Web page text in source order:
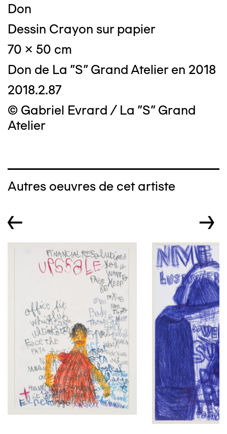
Don
Dessin Crayon sur papier
70 x 50 cm
Don de La "S" Grand Atelier en 2018
2018.2.87
© Gabriel Evrard / La "S" Grand
Atelier
Autres oeuvres de cet artiste
← →